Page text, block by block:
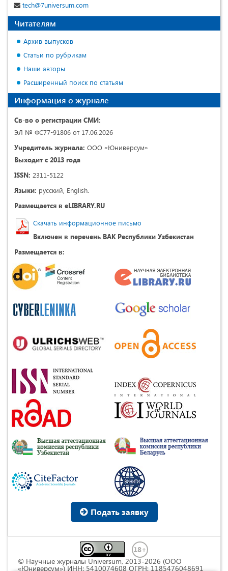
tech@7universum.com
Читателям
Архив выпусков
Статьи по рубрикам
Наши авторы
Расширенный поиск по статьям
Информация о журнале
Св-во о регистрации СМИ:
ЭЛ № ФС77-91806 от 17.06.2026
Учредитель журнала: ООО «Юниверсум»
Выходит с 2013 года
ISSN: 2311-5122
Языки: русский, English.
Размещается в eLIBRARY.RU
Скачать информационное письмо
Включен в перечень ВАК Республики Узбекистан
Размещается в:
Подать заявку
© Научные журналы Universum, 2013-2026 (ООО
«Юниверсум») ИНН: 5410074608 ОГРН: 1185476048691